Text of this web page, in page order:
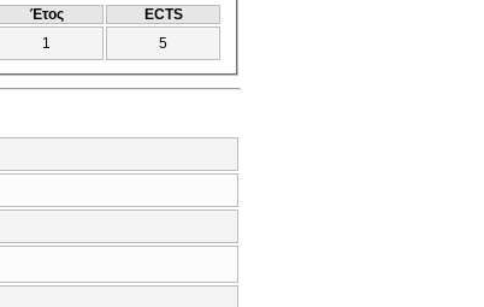
Έτος
ECTS
1 5